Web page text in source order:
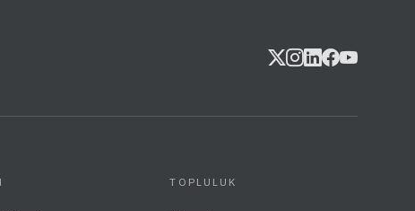
TOPLULUK